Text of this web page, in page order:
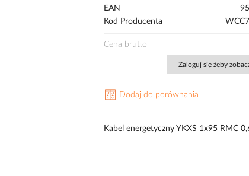
EAN
Kod Producenta
Cena brutto
Zaloguj się żeby
Dodaj do porównania
Kabel energetyczny YKXS 1x95 RMC